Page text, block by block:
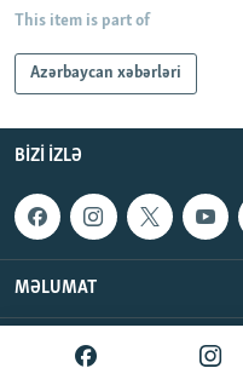
This item is part of
Azərbaycan xəbərləri
BIZI IZLƏ
MƏLUMAT